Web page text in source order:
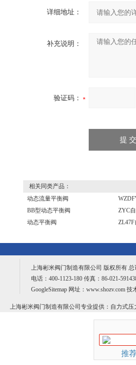
详细地址：
补充说明：
验证码：
相关同类产品：
动态流量平衡阀
BB型动态平衡阀
ZYC
动态平衡阀
上海彬米阀门制造有限公司 版权所有
电话：400-1123-180 传真：86-021-
GoogleSitemap 网址：www.shozv.com 技
上海彬米阀门制造有限公司专业提供： 自力式压
推